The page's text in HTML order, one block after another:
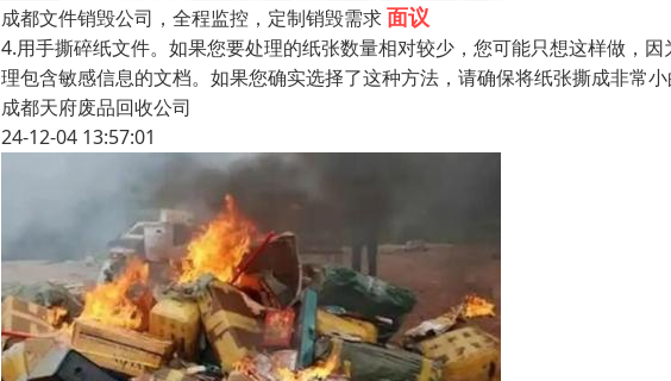
成都文件销毁公司，全程监控，定制销毁需求面议
4.用手撕碎纸文件。如果您要处理的纸张数量相对较少，您可能只想这样做，
理包含敏感信息的文档。如果您确实选择了这种方法，请确保将纸张撕成非常
成都天府废品回收公司
24-12-04 13:57:01